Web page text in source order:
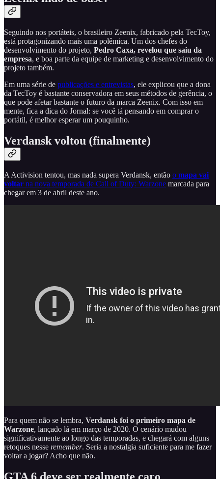
Seguindo nos portáteis, o brasileiro Zeenix, fabricado pela TecToy,
está protagonizando mais uma polêmica. Um dos chefes do
desenvolvimento do projeto, Pedro Caxa, revelou que saiu da
empresa, e boa parte da equipe de marketing e desenvolvimento do
projeto também.
Em uma série de publicações e entrevistas, ele explicou que a dona
da TecToy é bastante conservadora em seus métodos de gerência, o
que pode afetar bastante o futuro da marca Zeenix. Com isso em
mente, fica a dica do Jornal: se você tá pensando em comprar o
portátil, é melhor esperar um pouquinho.
Verdansk voltou (finalmente)
A Activision tentou, mas nada supera Verdansk, então o mapa vai
voltar na nova temporada de Call of Duty: Warzone marcada para
chegar em 3 de abril deste ano.
Para quem não se lembra, Verdansk foi o primeiro mapa de
Warzone, lançado lá em março de 2020. O cenário mudou
significativamente ao longo das temporadas, e chegará com alguns
retoques nesse remember. Seria a nostalgia suficiente para me fazer
voltar a jogar? Acho que não.